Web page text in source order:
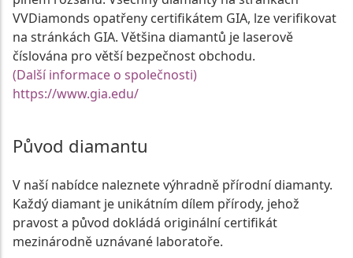
VVDiamonds opatřeny certifikátem GIA, lze verifikovat
na stránkách GIA. Většina diamantů je laserově
číslována pro větší bezpečnost obchodu.
(Další informace o společnosti)
https://www.gia.edu/
Původ diamantu
V naší nabídce naleznete výhradně přírodní diamanty.
Každý diamant je unikátním dílem přírody, jehož
pravost a původ dokládá originální certifikát
mezinárodně uznávané laboratoře.